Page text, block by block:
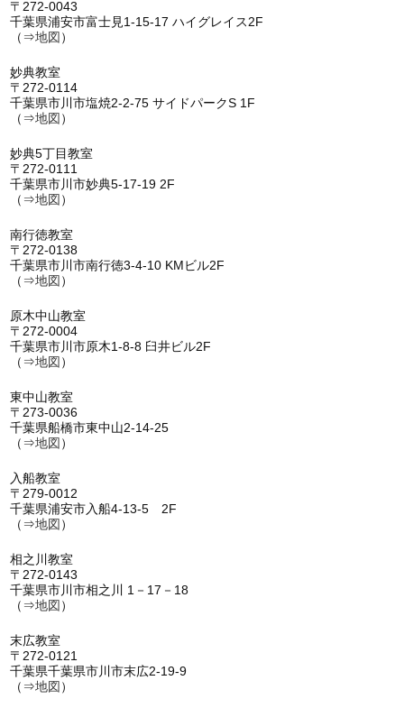
〒272-0043
千葉県浦安市富士見1-15-17 ハイグレイス2F
（⇒地図 ）
妙典教室
〒272-0114
千葉県市川市塩焼2-2-75 サイドパークS 1F
（⇒地図 ）
妙典5丁目教室
〒272-0111
千葉県市川市妙典5-17-19 2F
（⇒地図 ）
南行徳教室
〒272-0138
千葉県市川市南行徳3-4-10 KMビル2F
（⇒地図 ）
原木中山教室
〒272-0004
千葉県市川市原木1-8-8 臼井ビル2F
（⇒地図 ）
東中山教室
〒273-0036
千葉県船橋市東中山2-14-25
（⇒地図 ）
入船教室
〒279-0012
千葉県浦安市入船4-13-5 2F
（⇒地図 ）
相之川教室
〒272-0143
千葉県市川市相之川 1－17－18
（⇒地図 ）
末広教室
〒272-0121
千葉県千葉県市川市末広2-19-9
（⇒地図 ）